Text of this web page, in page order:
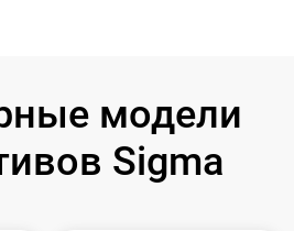
модели
Sigma